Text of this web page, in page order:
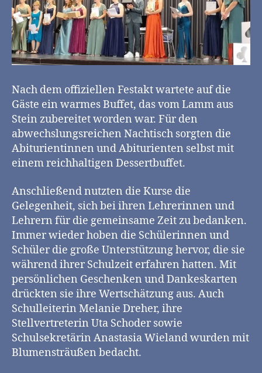
Nach dem offiziellen Festakt wartete auf die
Gäste ein warmes Buffet, das vom Lamm aus
Stein zubereitet worden war. Für den
abwechslungsreichen Nachtisch sorgten die
Abiturientinnen und Abiturienten selbst mit
einem reichhaltigen Dessertbuffet.
Anschließend nutzten die Kurse die
Gelegenheit, sich bei ihren Lehrerinnen und
Lehrern für die gemeinsame Zeit zu bedanken.
Immer wieder hoben die Schülerinnen und
Schüler die große Unterstützung hervor, die sie
während ihrer Schulzeit erfahren hatten. Mit
persönlichen Geschenken und Dankeskarten
drückten sie ihre Wertschätzung aus. Auch
Schulleiterin Melanie Dreher, ihre
Stellvertreterin Uta Schoder sowie
Schulsekretärin Anastasia Wieland wurden mit
Blumensträußen bedacht.